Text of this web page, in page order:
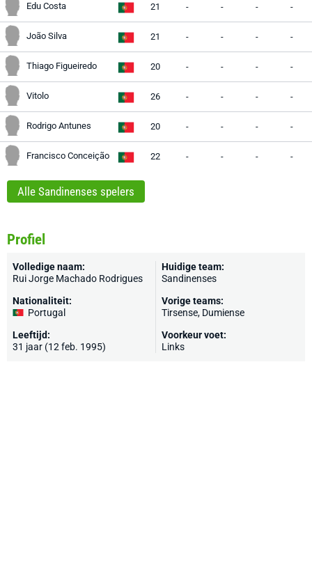
Edu Costa 21 - - - -
João Silva 21 - - - -
Thiago Figueiredo 20 - - - -
Vitolo 26 - - - -
Rodrigo Antunes 20 - - - -
Francisco Conceição 22 - - - -
Alle Sandinenses spelers
Profiel
Volledige naam:
Rui Jorge Machado Rodrigues
Nationaliteit:
Portugal
Leeftijd:
31 jaar (12 feb. 1995)
Huidige team:
Sandinenses
Vorige teams:
Tirsense, Dumiense
Voorkeur voet:
Links